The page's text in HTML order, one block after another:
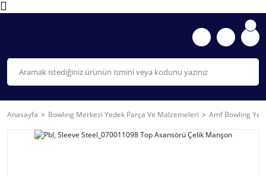
Anasayfa Bowlıng Merkezi Yedek Parça Ve Malzemeleri Amf Bowling